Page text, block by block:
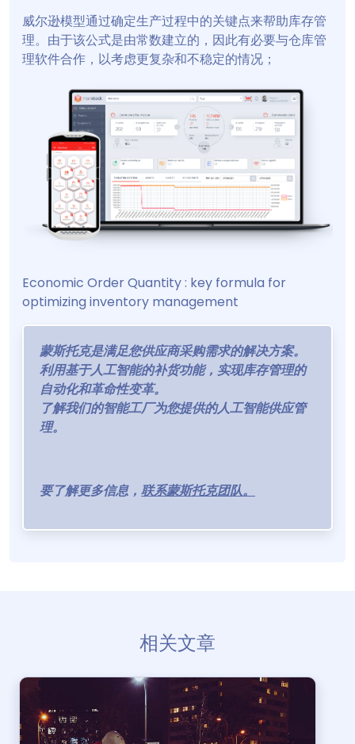
威尔逊模型通过确定生产过程中的关键点来帮助库存管
理。由于该公式是由常数建立的，因此有必要与仓库管
理软件合作，以考虑更复杂和不稳定的情况；
Economic Order Quantity : key formula for
optimizing inventory management
蒙斯托克是满足您供应商采购需求的解决方案。
利用基于人工智能的补货功能，实现库存管理的
自动化和革命性变革。
了解我们的智能工厂为您提供的人工智能供应管
理。
要了解更多信息， 联系蒙斯托克团队。
相关文章